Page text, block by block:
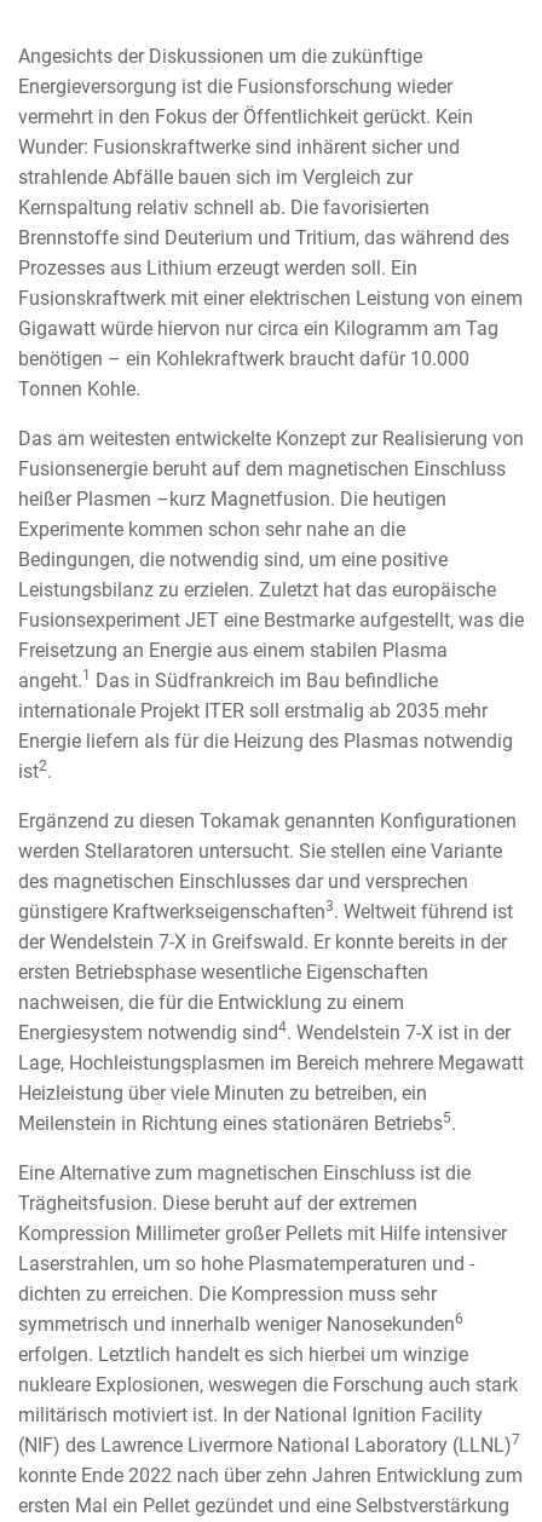
Angesichts der Diskussionen um die zukünftige
Energieversorgung ist die Fusionsforschung wieder
vermehrt in den Fokus der Öffentlichkeit gerückt. Kein
Wunder: Fusionskraftwerke sind inhärent sicher und
strahlende Abfälle bauen sich im Vergleich zur
Kernspaltung relativ schnell ab. Die favorisierten
Brennstoffe sind Deuterium und Tritium, das während des
Prozesses aus Lithium erzeugt werden soll. Ein
Fusionskraftwerk mit einer elektrischen Leistung von einem
Gigawatt würde hiervon nur circa ein Kilogramm am Tag
benötigen – ein Kohlekraftwerk braucht dafür 10.000
Tonnen Kohle.
Das am weitesten entwickelte Konzept zur Realisierung von
Fusionsenergie beruht auf dem magnetischen Einschluss
heißer Plasmen –kurz Magnetfusion. Die heutigen
Experimente kommen schon sehr nahe an die
Bedingungen, die notwendig sind, um eine positive
Leistungsbilanz zu erzielen. Zuletzt hat das europäische
Fusionsexperiment JET eine Bestmarke aufgestellt, was die
Freisetzung an Energie aus einem stabilen Plasma
angeht.1 Das in Südfrankreich im Bau befindliche
internationale Projekt ITER soll erstmalig ab 2035 mehr
Energie liefern als für die Heizung des Plasmas notwendig
ist2.
Ergänzend zu diesen Tokamak genannten Konfigurationen
werden Stellaratoren untersucht. Sie stellen eine Variante
des magnetischen Einschlusses dar und versprechen
günstigere Kraftwerkseigenschaften3. Weltweit führend ist
der Wendelstein 7-X in Greifswald. Er konnte bereits in der
ersten Betriebsphase wesentliche Eigenschaften
nachweisen, die für die Entwicklung zu einem
Energiesystem notwendig sind4. Wendelstein 7-X ist in der
Lage, Hochleistungsplasmen im Bereich mehrere Megawatt
Heizleistung über viele Minuten zu betreiben, ein
Meilenstein in Richtung eines stationären Betriebs5.
Eine Alternative zum magnetischen Einschluss ist die
Trägheitsfusion. Diese beruht auf der extremen
Kompression Millimeter großer Pellets mit Hilfe intensiver
Laserstrahlen, um so hohe Plasmatemperaturen und -
dichten zu erreichen. Die Kompression muss sehr
symmetrisch und innerhalb weniger Nanosekunden6
erfolgen. Letztlich handelt es sich hierbei um winzige
nukleare Explosionen, weswegen die Forschung auch stark
militärisch motiviert ist. In der National Ignition Facility
(NIF) des Lawrence Livermore National Laboratory (LLNL)7
konnte Ende 2022 nach über zehn Jahren Entwicklung zum
ersten Mal ein Pellet gezündet und eine Selbstverstärkung